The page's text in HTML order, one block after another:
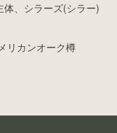
、シラーズ(シラー)
リカンオーク樽